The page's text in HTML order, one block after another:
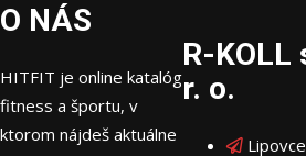
O NÁS
HITFIT je online katalóg
fitness a športu, v
ktorom nájdeš aktuálne
R-KOLL
r. o.
Lipovce